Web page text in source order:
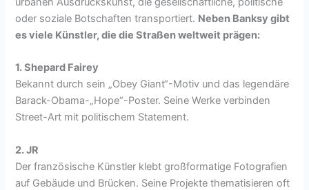
oder soziale Botschaften transportiert. Neben Banksy gibt
es viele Künstler, die die Straßen weltweit prägen:
1. Shepard Fairey
Bekannt durch sein „Obey Giant“-Motiv und das legendäre
Barack-Obama-„Hope“-Poster. Seine Werke verbinden
Street-Art mit politischem Statement.
2. JR
Der französische Künstler klebt großformatige Fotografien
auf Gebäude und Brücken. Seine Projekte thematisieren oft